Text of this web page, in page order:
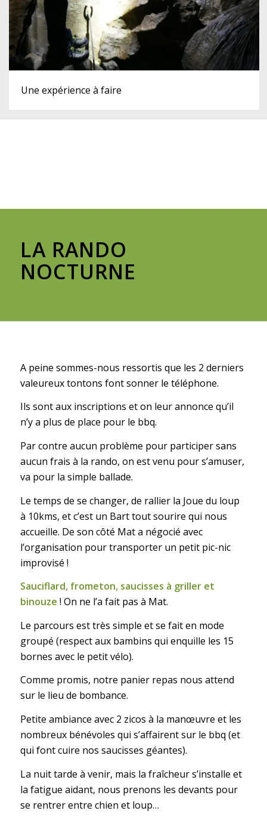
Une expérience à faire
LA RANDO
NOCTURNE
A peine sommes-nous ressortis que les 2 derniers
valeureux tontons font sonner le téléphone.
Ils sont aux inscriptions et on leur annonce qu’il
n’y a plus de place pour le bbq.
Par contre aucun problème pour participer sans
aucun frais à la rando, on est venu pour s’amuser,
va pour la simple ballade.
Le temps de se changer, de rallier la Joue du loup
à 10kms, et c’est un Bart tout sourire qui nous
accueille. De son côté Mat a négocié avec
l’organisation pour transporter un petit pic-nic
improvisé !
Sauciflard, frometon, saucisses à griller et
binouze ! On ne l’a fait pas à Mat.
Le parcours est très simple et se fait en mode
groupé (respect aux bambins qui enquille les 15
bornes avec le petit vélo).
Comme promis, notre panier repas nous attend
sur le lieu de bombance.
Petite ambiance avec 2 zicos à la manœuvre et les
nombreux bénévoles qui s’affairent sur le bbq (et
qui font cuire nos saucisses géantes).
La nuit tarde à venir, mais la fraîcheur s’installe et
la fatigue aidant, nous prenons les devants pour
se rentrer entre chien et loup…